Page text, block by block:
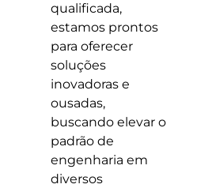
qualificada,
estamos prontos
para oferecer
soluções
inovadoras e
ousadas,
buscando elevar o
padrão de
engenharia em
diversos